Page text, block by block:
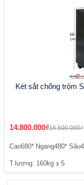
Két sắt chống trộm
14.800.000₫16.500.000₫
Cao680* Ngang480*
T.lượng: 160kg ± 5